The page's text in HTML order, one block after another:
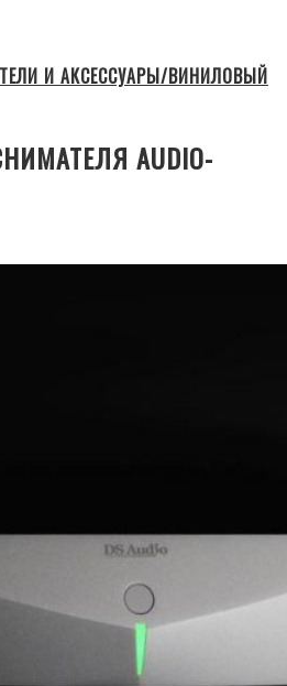
И АКСЕССУАРЫ/ВИНИЛОВЫЙ
AUDIO-